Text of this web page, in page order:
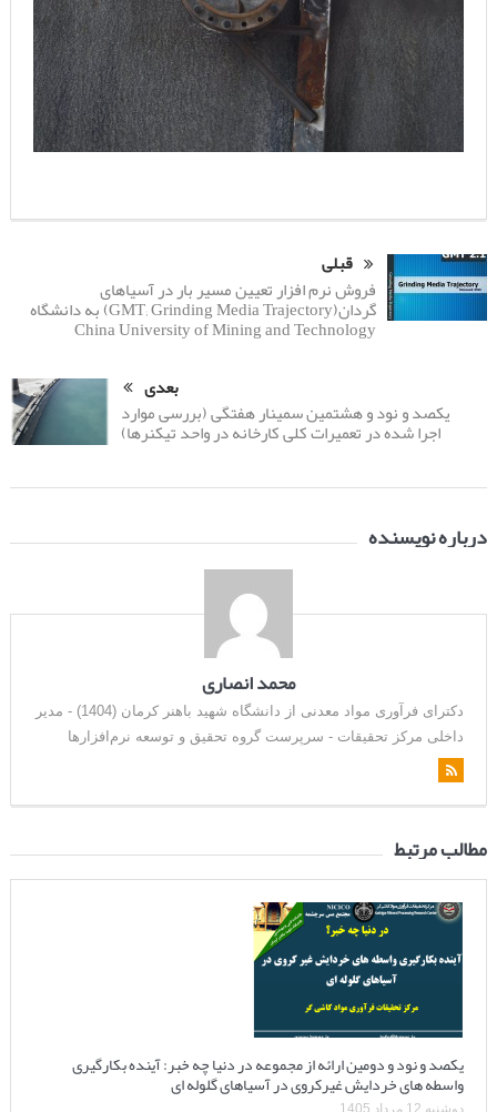
قبلی
فروش نرم افزار تعیین مسیر بار در آسیاهای
گردان(GMT; Grinding Media Trajectory) به دانشگاه
China University of Mining and Technology
بعدی
یکصد و نود و هشتمین سمینار هفتگی (بررسی موارد
اجرا شده در تعمیرات کلی کارخانه در واحد تیکنرها)
درباره نویسنده
محمد انصاری
دکترای فرآوری مواد معدنی از دانشگاه شهید باهنر کرمان (1404) - مدیر
داخلی مرکز تحقیقات - سرپرست گروه تحقیق و توسعه نرم‌افزارها
مطالب مرتبط
یکصد و نود و دومین ارائه از مجموعه در دنیا چه خبر: آینده بکارگیری
واسطه های خردایش غیرکروی در آسیاهای گلوله ای
دوشنبه 12 مرداد 1405